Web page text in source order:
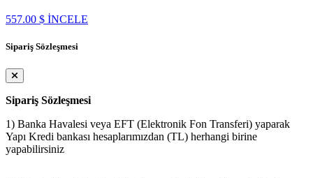
557.00 $ İNCELE
Sipariş Sözleşmesi
Sipariş Sözleşmesi
1) Banka Havalesi veya EFT (Elektronik Fon Transferi) yaparak
Yapı Kredi bankası hesaplarımızdan (TL) herhangi birine
yapabilirsiniz